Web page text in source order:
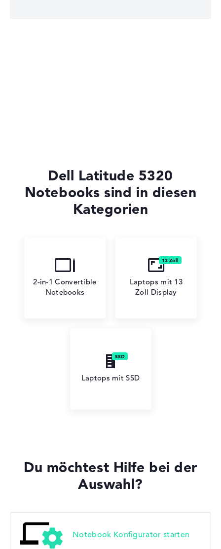
Dell Latitude 5320
Notebooks sind in diesen
Kategorien
2-in-1 Convertible
Notebooks
Laptops mit 13
Zoll Display
Laptops mit SSD
Du möchtest Hilfe bei der
Auswahl?
Notebook Konfigurator starten